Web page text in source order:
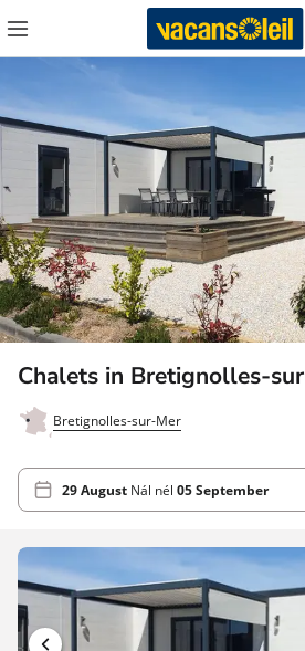
Chalets in Bretignolles-
Bretignolles-sur-Mer
29 August Nál nél 05 September